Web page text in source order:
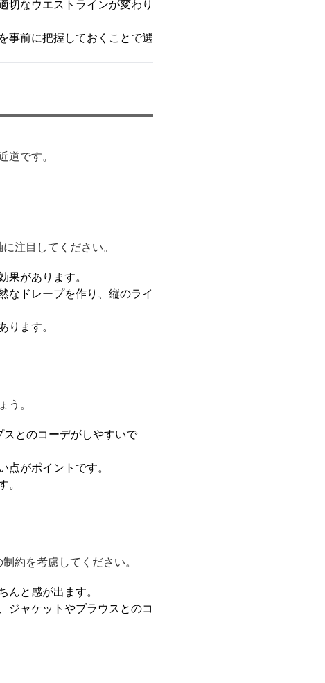
切なウエストラインが変わり
事前に把握しておくことで選
です。
注目してください。
があります。
なドレープを作り、縦のライ
ます。
。
とのコーデがしやすいで
がポイントです。
約を考慮してください。
と感が出ます。
ジャケットやブラウスとのコ